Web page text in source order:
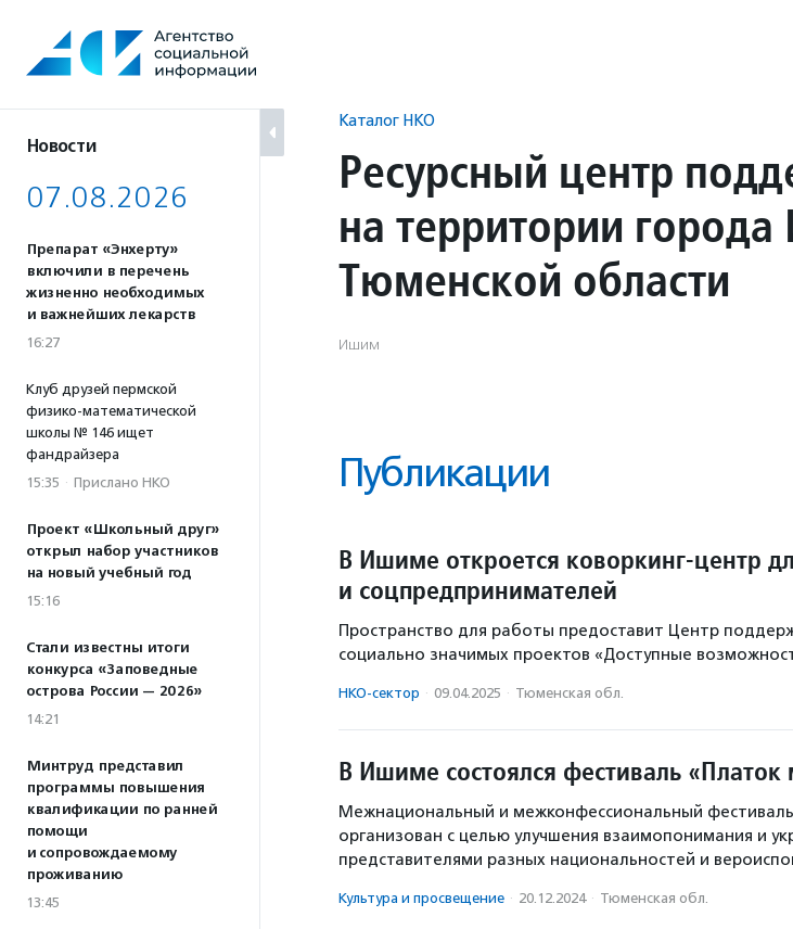
содержанию
Новости
07.08.2026
Препарат «Энхерту»
включили в перечень
жизненно необходимых
и важнейших лекарств
16:27
Клуб друзей пермской
физико-математической
школы № 146 ищет
фандрайзера
15:35 · Прислано НКО
Проект «Школьный друг»
открыл набор участников
на новый учебный год
15:16
Стали известны итоги
конкурса «Заповедные
острова России — 2026»
14:21
Минтруд представил
программы повышения
квалификации по ранней
помощи
и сопровождаемому
проживанию
13:45
Каталог НКО
Ресурсный центр
на территории
Тюменской области
Ишим
Публикации
В Ишиме откроется коворкинг-центр
и соцпредпринимателей
Пространство для работы предоставит Центр
социально значимых проектов «Доступные
НКО-сектор · 09.04.2025 · Тюменская обл.
В Ишиме состоялся фестиваль «Платок
Межнациональный и межконфессиональный
организован с целью улучшения взаимопонимания и
представителями разных национальностей и
Культура и просвещение · 20.12.2024 · Тюменская обл.